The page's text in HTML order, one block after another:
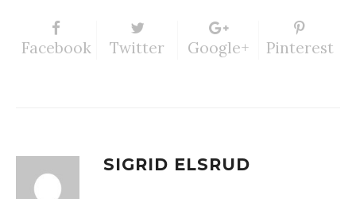
Facebook Twitter Google+ Pinterest
SIGRID ELSRUD